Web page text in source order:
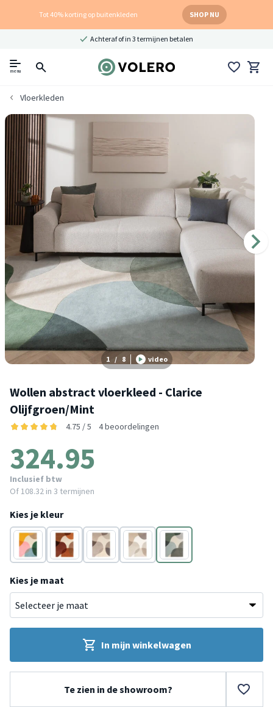
Tot 40% korting op buitenkleden SHOP NU
Achteraf of in 3 termijnen betalen
menu
Vloerkleden
1 / 8 video
Wollen abstract vloerkleed - Clarice
Olijfgroen/Mint
4.75 / 5 4 beoordelingen
324.95
Inclusief btw
Of 108.32 in 3 termijnen
Kies je kleur
MulticolorTerracottaBruin Beige
Groen
Kies je maat
In mijn winkelwagen
Te zien in de showroom?